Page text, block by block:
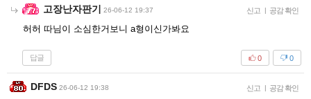
고장난자판기 26-06-12 19:37 신고 | 공감 확인
허허 따님이 소심한거보니 a형이신가봐요
답글 0
0
DFDS 26-06-12 19:38 신고 | 공감 확인